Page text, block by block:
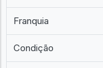
Franquia
Condição